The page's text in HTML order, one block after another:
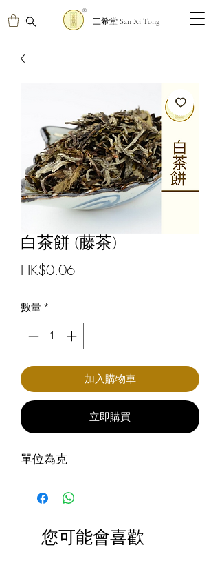
三希堂 San Xi Tong
白茶餅 (藤茶)
HK$0.06價
數量 *
加入購物車
立即購買
單位為克
您可能會喜歡